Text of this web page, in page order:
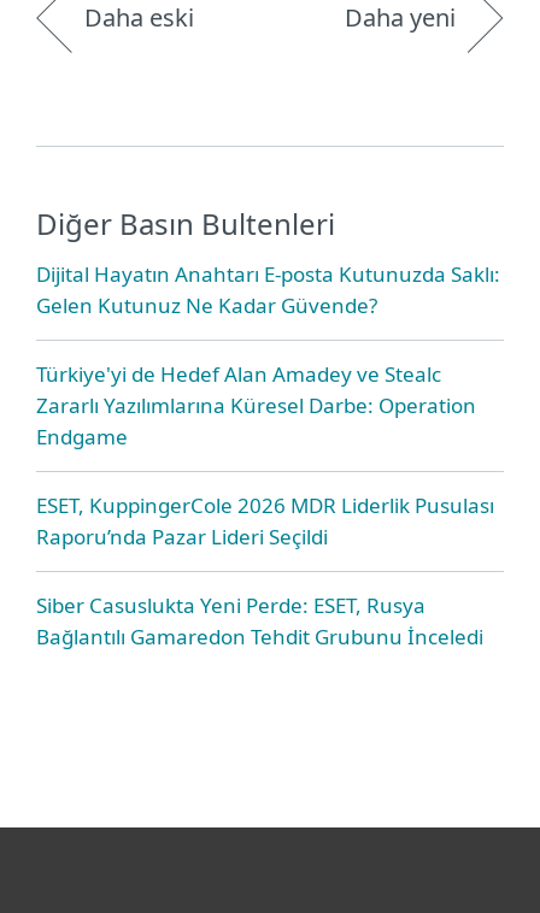
Daha eski Daha yeni
Diğer Basın Bultenleri
Dijital Hayatın Anahtarı E-posta Kutunuzda Saklı:
Gelen Kutunuz Ne Kadar Güvende?
Türkiye'yi de Hedef Alan Amadey ve Stealc
Zararlı Yazılımlarına Küresel Darbe: Operation
Endgame
ESET, KuppingerCole 2026 MDR Liderlik Pusulası
Raporu’nda Pazar Lideri Seçildi
Siber Casuslukta Yeni Perde: ESET, Rusya
Bağlantılı Gamaredon Tehdit Grubunu İnceledi